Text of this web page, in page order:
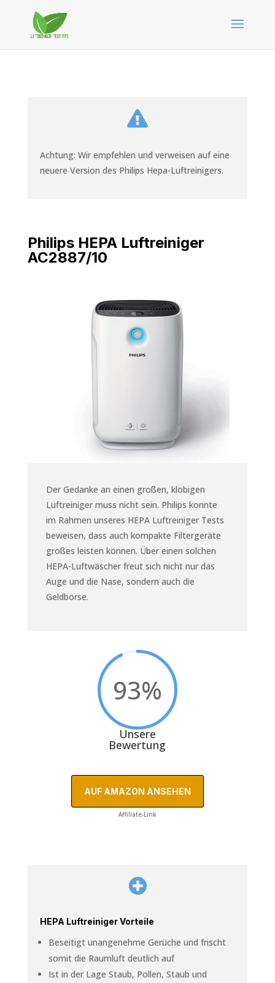

Achtung: Wir empfehlen und verweisen auf eine
neuere Version des Philips Hepa-Luftreinigers.
Philips HEPA Luftreiniger
AC2887/10
Der Gedanke an einen großen, klobigen
Luftreiniger muss nicht sein. Philips konnte
im Rahmen unseres HEPA Luftreiniger Tests
beweisen, dass auch kompakte Filtergeräte
großes leisten können. Über einen solchen
HEPA-Luftwäscher freut sich nicht nur das
Auge und die Nase, sondern auch die
Geldbörse.
93%
Unsere
Bewertung
AUF AMAZON ANSEHEN
Affiliate-Link

HEPA Luftreiniger Vorteile
Beseitigt unangenehme Gerüche und frischt
somit die Raumluft deutlich auf
Ist in der Lage Staub, Pollen, Staub und